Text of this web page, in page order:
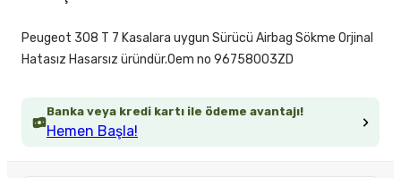
Banka veya kredi kartı ile ödeme avantajı!
Hemen Başla!
Peugeot 308 T 7 Kasalara uygun Sürücü Airbag Sökme Orjinal
Hatasız Hasarsız üründür.Oem no 96758003ZD